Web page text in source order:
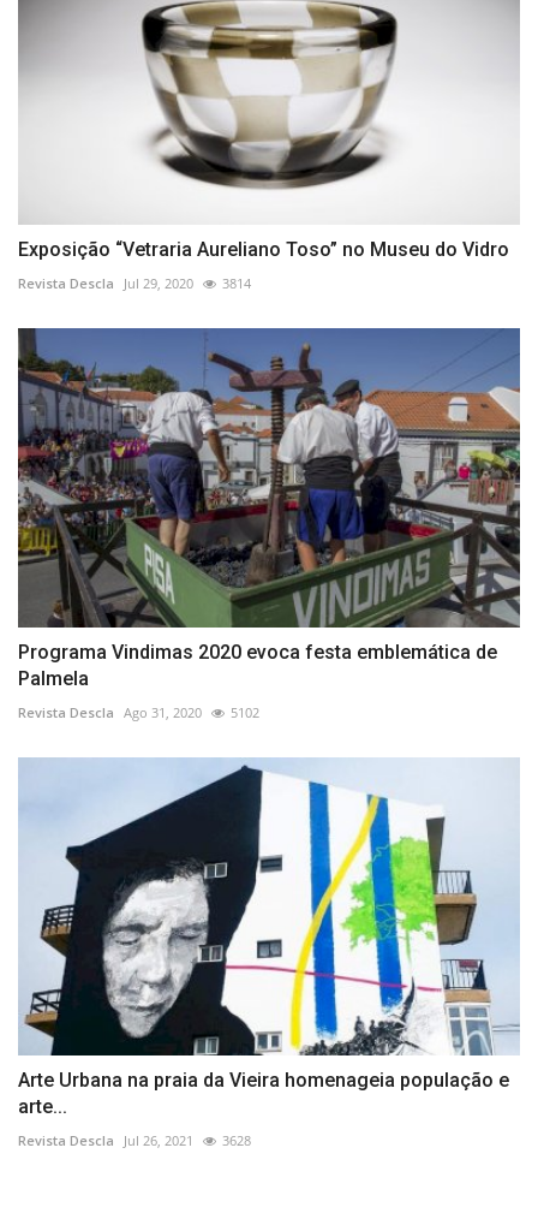
Exposição “Vetraria Aureliano Toso” no Museu do Vidro
Revista Descla Jul 29, 2020 3814
Programa Vindimas 2020 evoca festa emblemática de
Palmela
Revista Descla Ago 31, 2020 5102
Arte Urbana na praia da Vieira homenageia população e
arte...
Revista Descla Jul 26, 2021 3628